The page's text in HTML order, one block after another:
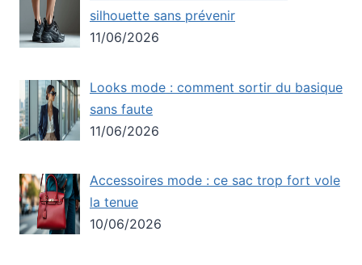
silhouette sans prévenir
11/06/2026
Looks mode : comment sortir du basique
sans faute
11/06/2026
Accessoires mode : ce sac trop fort vole
la tenue
10/06/2026